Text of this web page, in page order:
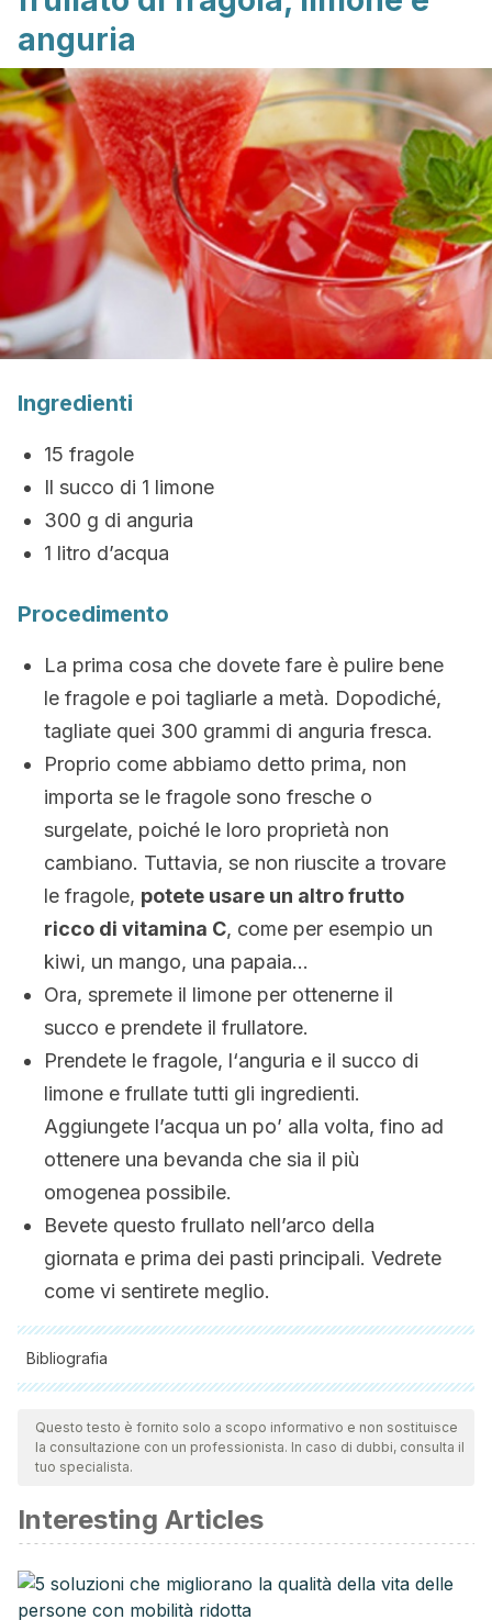
anguria
Ingredienti
15 fragole
Il succo di 1 limone
300 g di anguria
1 litro d’acqua
Procedimento
La prima cosa che dovete fare è pulire bene
le fragole e poi tagliarle a metà. Dopodiché,
tagliate quei 300 grammi di anguria fresca.
Proprio come abbiamo detto prima, non
importa se le fragole sono fresche o
surgelate, poiché le loro proprietà non
cambiano. Tuttavia, se non riuscite a trovare
le fragole, potete usare un altro frutto
ricco di vitamina C, come per esempio un
kiwi, un mango, una papaia…
Ora, spremete il limone per ottenerne il
succo e prendete il frullatore.
Prendete le fragole, l‘anguria e il succo di
limone e frullate tutti gli ingredienti.
Aggiungete l’acqua un po’ alla volta, fino ad
ottenere una bevanda che sia il più
omogenea possibile.
Bevete questo frullato nell’arco della
giornata e prima dei pasti principali. Vedrete
come vi sentirete meglio.
Bibliografia
Tutte le fonti citate sono state esaminate a fondo dal nostro
team per garantirne la qualità, l'affidabilità, l'attualità e la
validità. La bibliografia di questo articolo è stata considerata
González-Molina, E., Domínguez-Perles, R., Moreno, D. A.,
& García-Viguera, C. (2010). Natural bioactive compounds
of Citrus limon for food and health. Journal of
Pharmaceutical and Biomedical Analysis.
Questo testo è fornito solo a scopo informativo e non sostituisce
la consultazione con un professionista. In caso di dubbi, consulta il
tuo specialista.
Interesting Articles